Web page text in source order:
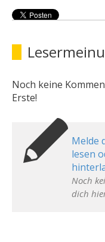
Noch keine
Erste!
Melde
lesen
Noch
dich